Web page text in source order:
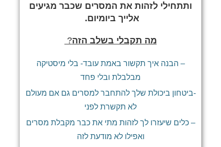
ותתחילי לזהות את המסרים שכבר מגיעים
אלייך ביומיום.
מה תקבלי בשלב הזה?
– הבנה איך תקשור באמת עובד- בלי מיסטיקה
מבלבלת ובלי פחד
-ביטחון ביכולת שלך להתחבר למסרים גם אם מעולם
לא תקשרת לפני
– כלים שיעזרו לך לזהות מתי את כבר מקבלת מסרים
ואפילו לא מודעת לזה